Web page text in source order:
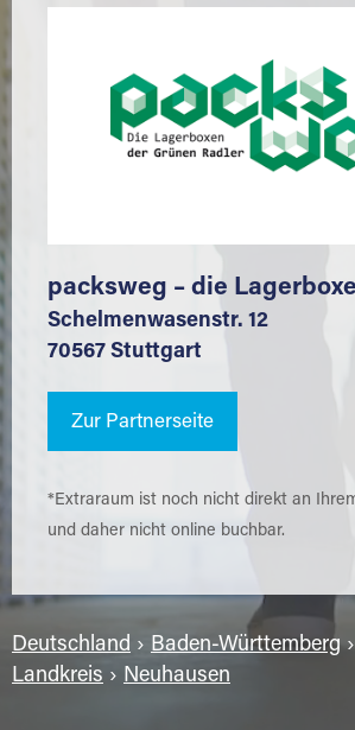
packsweg – die
Schelmenwasenstr. 12
70567 Stuttgart
Zur Partnerseite
*Extraraum ist noch nicht direkt an
und daher nicht online buchbar.
Deutschland › Baden-Württemberg ›
Landkreis › Neuhausen